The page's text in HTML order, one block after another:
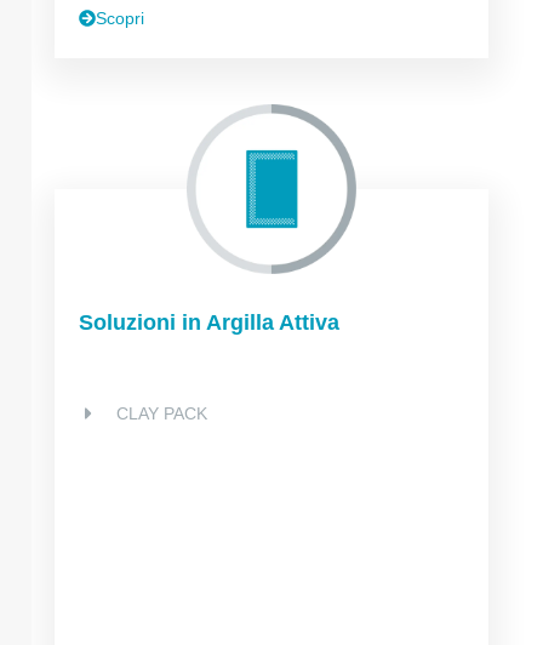
Scopri
Soluzioni in Argilla Attiva
CLAY PACK